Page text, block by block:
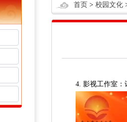
首页 > 校园文化
4. 影视工作室